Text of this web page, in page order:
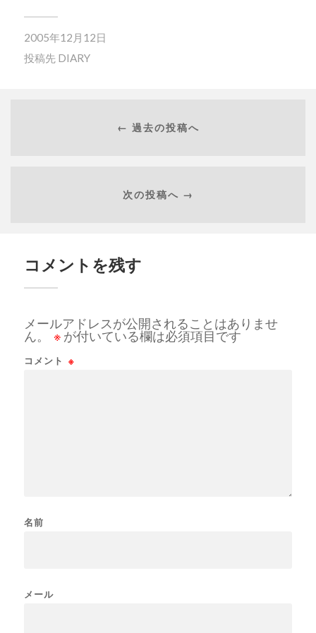
2005年12月12日
投稿先 DIARY
← 過去の投稿へ
次の投稿へ →
コメントを残す
メールアドレスが公開されることはありませ
ん。
※ が付いている欄は必須項目です
コメント ※
名前
メール